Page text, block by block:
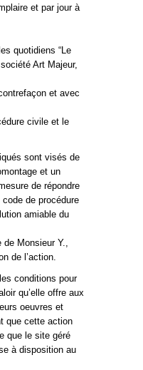
et par jour à
quotidiens “Le
Art Majeur,
et avec
civile et le
sont visés de
et un
de répondre
de procédure
amiable du
de Monsieur Y.,
de l’action.
conditions pour
qu’elle offre aux
oeuvres et
que cette action
que le site géré
à disposition au